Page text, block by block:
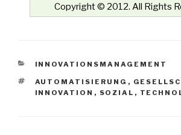
Copyright © 2012. All Rights
KATEGORIEN
INNOVATIONSMANAGEMENT
SCHLAGWÖRTER
AUTOMATISIERUNG ,
INNOVATION , SOZIAL ,